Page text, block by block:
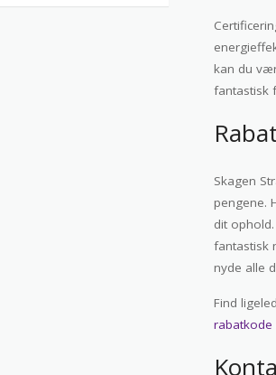
kan du
fantastisk
Skagen
pengene.
dit
fantastisk
nyde alle
Find
rabatkode